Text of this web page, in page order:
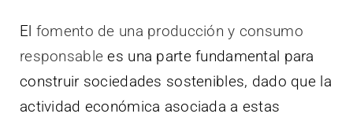
El fomento de una producción y consumo
responsable es una parte fundamental para
construir sociedades sostenibles, dado que la
actividad económica asociada a estas